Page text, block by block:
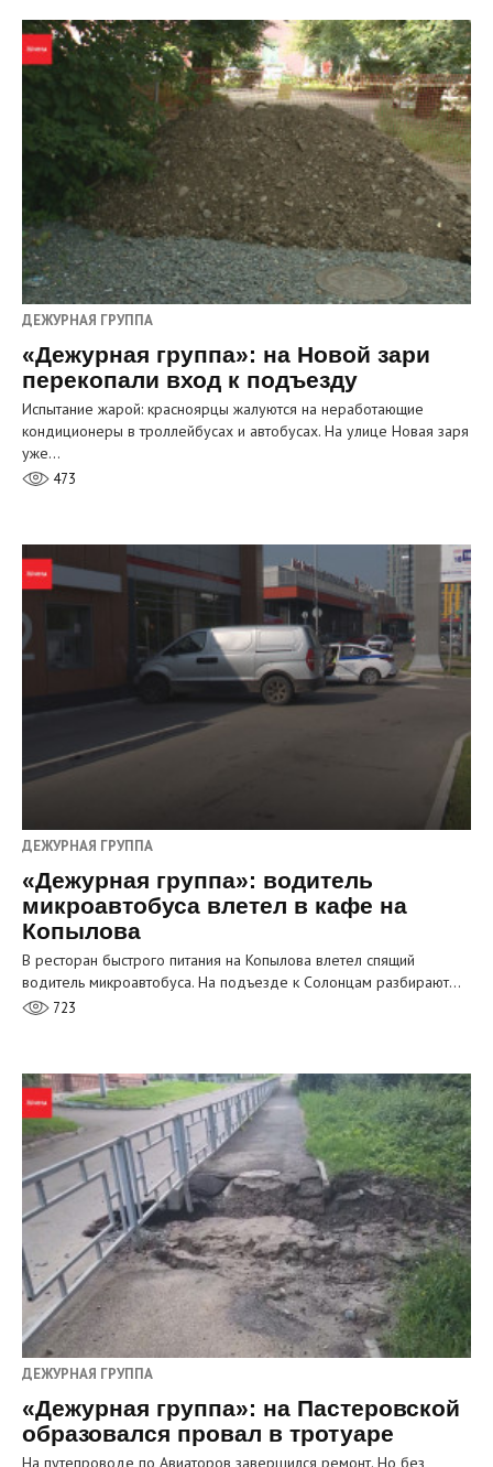
ДЕЖУРНАЯ ГРУППА
«Дежурная группа»: на Новой зари
перекопали вход к подъезду
Испытание жарой: красноярцы жалуются на неработающие
кондиционеры в троллейбусах и автобусах. На улице Новая заря
уже…
473
ДЕЖУРНАЯ ГРУППА
«Дежурная группа»: водитель
микроавтобуса влетел в кафе на
Копылова
В ресторан быстрого питания на Копылова влетел спящий
водитель микроавтобуса. На подъезде к Солонцам разбирают…
723
ДЕЖУРНАЯ ГРУППА
«Дежурная группа»: на Пастеровской
образовался провал в тротуаре
На путепроводе по Авиаторов завершился ремонт. Но без